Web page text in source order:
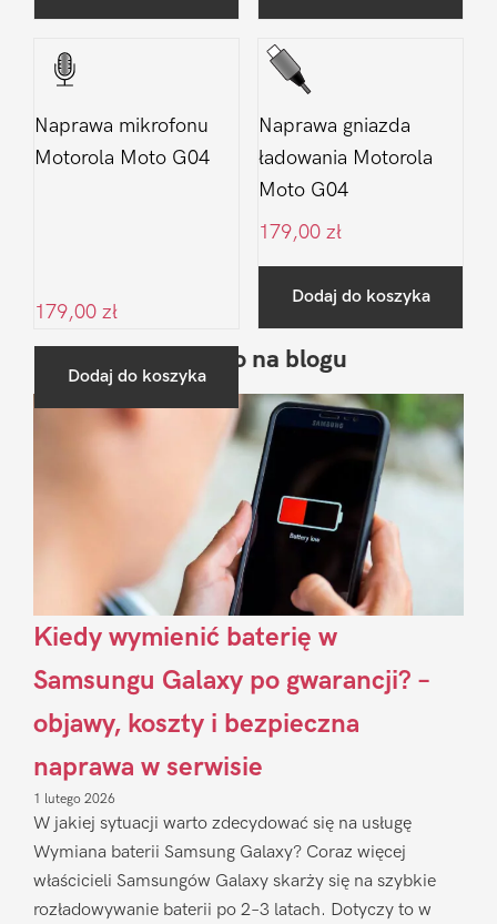
Naprawa mikrofonu
Motorola Moto G04
179,00 zł
Dodaj do koszyka
Naprawa gniazda
ładowania Motorola
Moto G04
179,00 zł
Dodaj do koszyka
Pierwszy
Sidebar
Ostatnio na blogu
Kiedy wymienić baterię w
Samsungu Galaxy po gwarancji? –
objawy, koszty i bezpieczna
naprawa w serwisie
1 lutego 2026
W jakiej sytuacji warto zdecydować się na usługę
Wymiana baterii Samsung Galaxy? Coraz więcej
właścicieli Samsungów Galaxy skarży się na szybkie
rozładowywanie baterii po 2–3 latach. Dotyczy to w